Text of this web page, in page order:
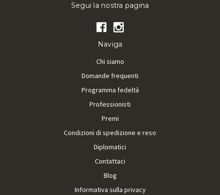
Segui la nostra pagina
Naviga
Chi siamo
Domande frequenti
Programma fedeltà
Professionisti
Premi
Condizioni di spedizione e reso
Diplomatici
Contattaci
Blog
Informativa sulla privacy